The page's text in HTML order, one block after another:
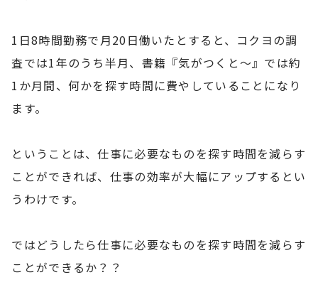
1日8時間勤務で月20日働いたとすると、コクヨの調
査では1年のうち半月、書籍『気がつくと～』では約
1か月間、何かを探す時間に費やしていることになり
ます。
ということは、仕事に必要なものを探す時間を減らす
ことができれば、仕事の効率が大幅にアップするとい
うわけです。
ではどうしたら仕事に必要なものを探す時間を減らす
ことができるか？？